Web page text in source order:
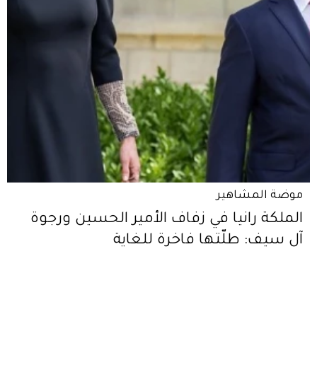
موضة المشاهير
الملكة رانيا في زفاف الأمير الحسين ورجوة
آل سيف: طلّتها فاخرة للغاية